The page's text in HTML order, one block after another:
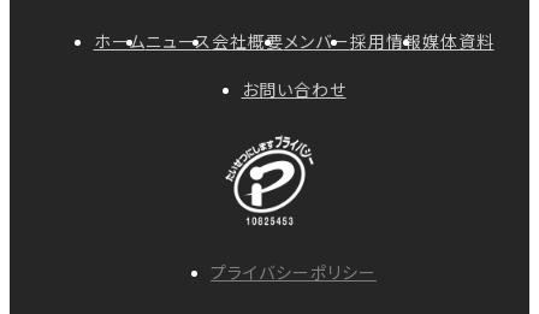
ホームニュース 会社概要メンバー採用情報媒体資料
お問い合わせ
プライバシーポリシー